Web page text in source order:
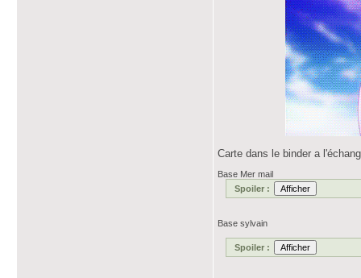
Carte dans le binder a
Base Mer mail
Spoiler :
Base sylvain
Spoiler :